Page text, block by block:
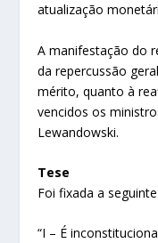
atualização
A manifestação do
da repercussão
mérito, quanto à
vencidos os
Lewandowski.
Tese
Foi fixada a
“I – É